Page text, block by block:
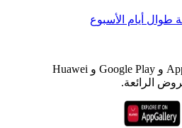
طوال أيام الأسبوع
قم بتنزيل تطبيقنا من App Store و Google Play و Huawei